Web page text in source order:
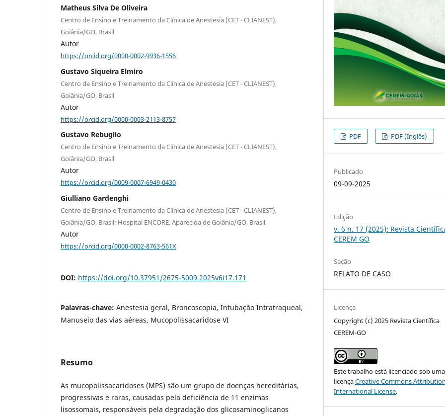
Matheus Silva De Oliveira
Centro de Ensino e Treinamento da Clínica de Anestesia (CET - CLIANEST),
Goiânia/GO, Brasil
Autor
https://orcid.org/0000-0002-9936-1556
Gustavo Siqueira Elmiro
Centro de Ensino e Treinamento da Clínica de Anestesia (CET - CLIANEST),
Goiânia/GO, Brasil
Autor
https://orcid.org/0000-0003-2113-8757
Gustavo Rebuglio
Centro de Ensino e Treinamento da Clínica de Anestesia (CET - CLIANEST),
Goiânia/GO, Brasil
Autor
https://orcid.org/0009-0007-6949-0430
Giulliano Gardenghi
Centro de Ensino e Treinamento da Clínica de Anestesia (CET - CLIANEST),
Goiânia/GO, Brasil; Hospital ENCORE, Aparecida de Goiânia/GO, Brasil.
Autor
https://orcid.org/0000-0002-8763-561X
DOI: https://doi.org/10.37951/2675-5009.2025v6i17.171
Palavras-chave: Anestesia geral, Broncoscopia, Intubação Intratraqueal,
Manuseio das vias aéreas, Mucopolissacaridose VI
Resumo
As mucopolissacaridoses (MPS) são um grupo de doenças hereditárias,
progressivas e raras, causadas pela deficiência de 11 enzimas
lisossomais, responsáveis pela degradação dos glicosaminoglicanos
PDF PDF (Inglês)
Publicado
09-09-2025
Edição
v. 6 n. 17 (2025): Revista
CEREM GO
Seção
RELATO DE CASO
Licença
Copyright (c) 2025 Revista Científica
CEREM-GO
Este trabalho está licenciado sob uma
licençaCreative Commons
International License.